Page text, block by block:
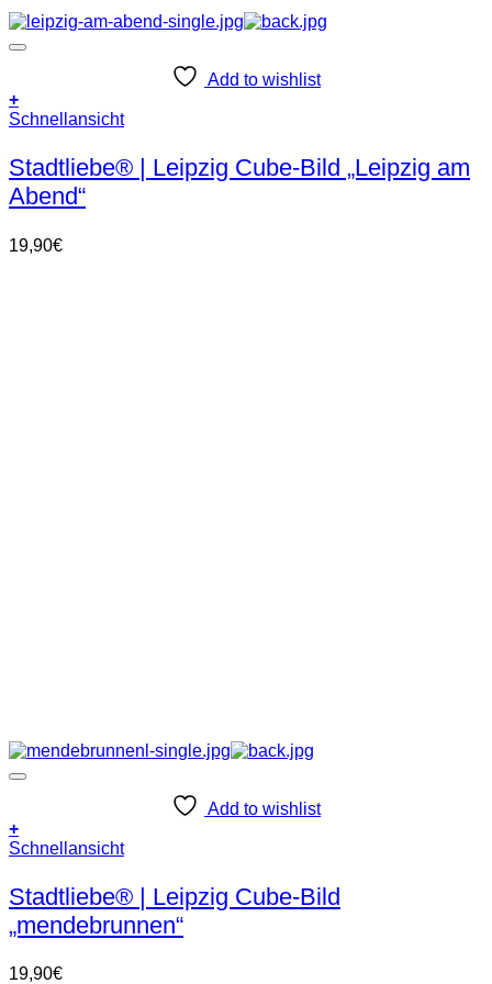
Add to wishlist
+
Schnellansicht
Stadtliebe® | Leipzig Cube-Bild „Leipzig am
Abend“
19,90€
Add to wishlist
+
Schnellansicht
Stadtliebe® | Leipzig Cube-Bild
„mendebrunnen“
19,90€